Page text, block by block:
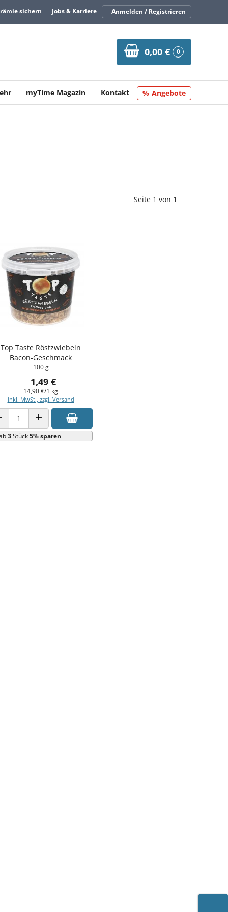
sichern Jobs & Karriere Anmelden / Registrieren
0,00 € 0
myTime Magazin Kontakt Angebote
Vorherige Seite
Seite 1 von 1
Top Taste Röstzwiebeln
Bacon-Geschmack
100 g
1,49 €
14,90 €/1 kg
inkl. MwSt., zzgl. Versand
VERRINGERN
ANZAHL ERHÖHEN
3Stück5% sparen